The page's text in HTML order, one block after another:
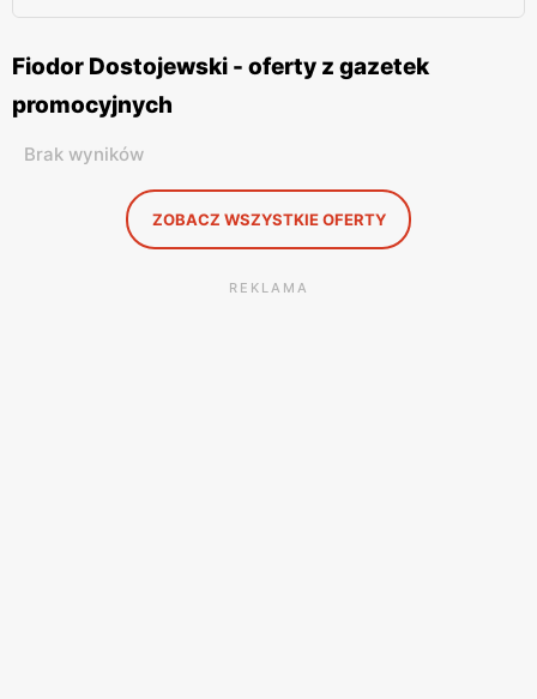
Fiodor Dostojewski - oferty z gazetek
promocyjnych
Brak wyników
ZOBACZ WSZYSTKIE OFERTY
REKLAMA